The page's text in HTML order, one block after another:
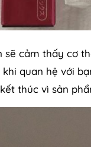
sẽ cảm thấy cơ
quan hệ với
thúc vì sản